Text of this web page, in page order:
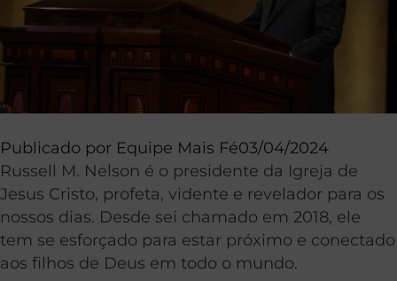
Publicado por Equipe Mais Fé03/04/2024
Russell M. Nelson é o presidente da Igreja de
Jesus Cristo, profeta, vidente e revelador para os
nossos dias. Desde sei chamado em 2018, ele
tem se esforçado para estar próximo e conectado
aos filhos de Deus em todo o mundo.